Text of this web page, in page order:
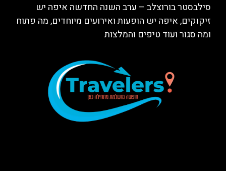
סילבסטר בורוצלב – ערב השנה החדשה איפה יש
זיקוקים, איפה יש הופעות ואירועים מיוחדים, מה פתוח
ומה סגור ועוד טיפים והמלצות